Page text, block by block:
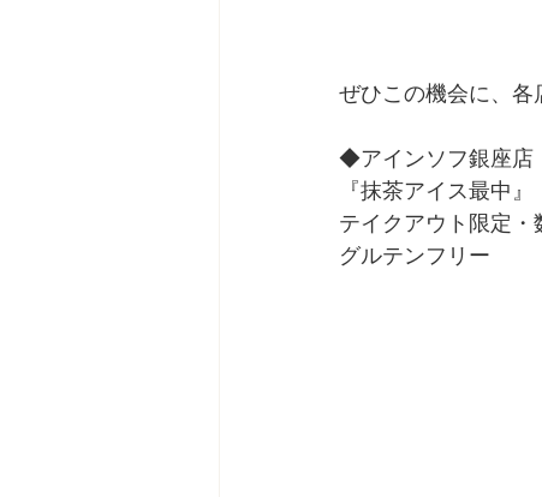
ぜひこの機会に、
◆アインソフ銀座店
『抹茶アイス最中』
テイクアウト限定・
グルテンフリー